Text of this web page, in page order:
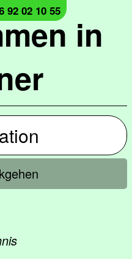
in
92 02 10 55